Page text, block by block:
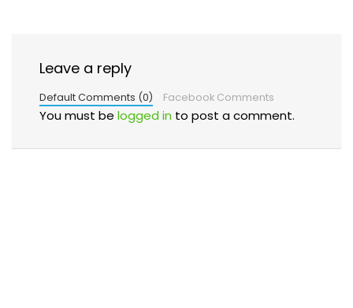
Leave a reply
Default Comments (0) Facebook Comments
You must be logged in to post a comment.